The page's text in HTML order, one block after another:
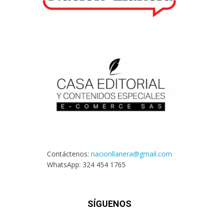
Contáctenos: nacionllanera@gmail.com
WhatsApp: 324 454 1765
SÍGUENOS